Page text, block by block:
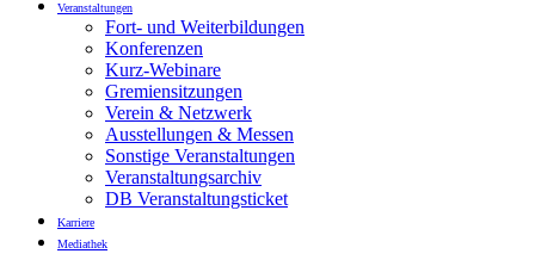
Veranstaltungen
Fort- und Weiterbildungen
Konferenzen
Kurz-Webinare
Gremiensitzungen
Verein & Netzwerk
Ausstellungen & Messen
Sonstige Veranstaltungen
Veranstaltungsarchiv
DB Veranstaltungsticket
Karriere
Mediathek